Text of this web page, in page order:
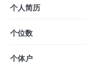
个人简历
个位数
个体户